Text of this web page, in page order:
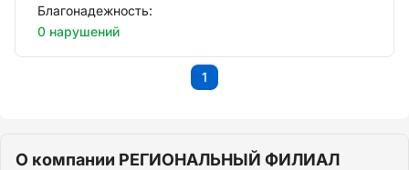
Благонадежность:
0 нарушений
1
О компании РЕГИОНАЛЬНЫЙ ФИЛИАЛ